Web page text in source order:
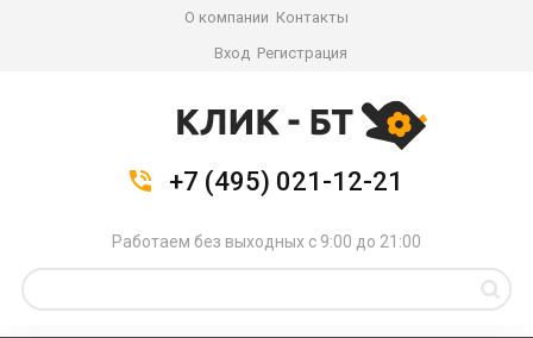
О компании Контакты
Вход Регистрация
+7 (495) 021-12-21
Работаем без выходных с 9:00 до 21:00